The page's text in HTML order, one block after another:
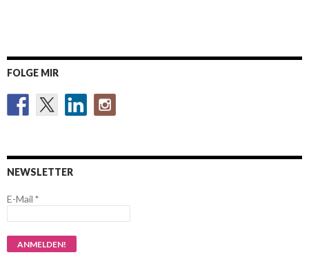
FOLGE MIR
NEWSLETTER
E-Mail *